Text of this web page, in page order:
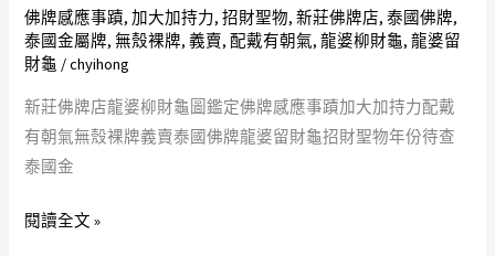
質
觸
個
人
覺
得
佛牌感應事蹟,加大加持力,招財聖物,新莊佛牌店,泰國佛牌,
泰國金屬牌,無殼裸牌,義賣,配戴有朝氣,龍婆柳財龜,龍婆留
財龜 /chyihong
新莊佛牌店龍婆柳財龜圖鑑定佛牌感應事蹟加大加持力配戴
有朝氣無殼裸牌義賣泰國佛牌龍婆留財龜招財聖物年份待查
泰國金
鑑
定
牌
感
應
閱讀全文 »